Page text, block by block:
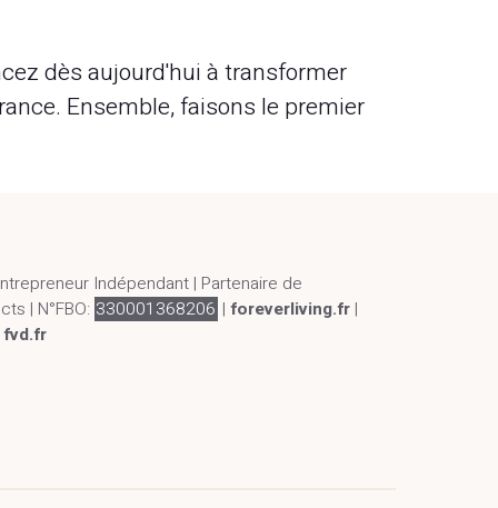
dès aujourd'hui à transformer
Ensemble, faisons le premier
Indépendant | Partenaire de
| N°FBO: 330001368206 | foreverliving.fr|
fvd.fr